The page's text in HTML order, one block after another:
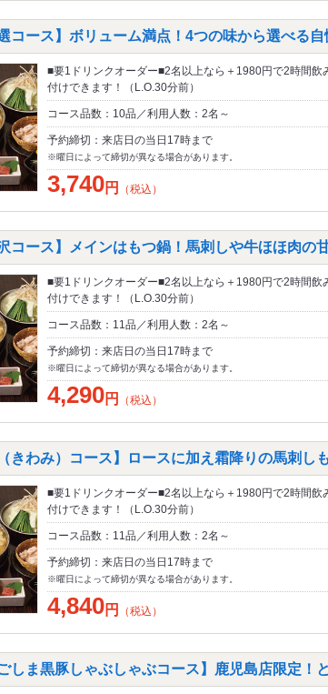
コース】ボリューム満点！4つの味から選べる自
■要1ドリンクオーダー■2名以上なら＋1980円で2時間飲
付けできます！（L.O.30分前）
コース品数：10品／利用人数：2名～
予約締切：来店日の当日17時まで
※曜日によって締切が異なる場合があります。
3,740円 （税込）
コース】メインはもつ鍋！馬刺しや牛ほほ肉の
■要1ドリンクオーダー■2名以上なら＋1980円で2時間飲
付けできます！（L.O.30分前）
コース品数：11品／利用人数：2名～
予約締切：来店日の当日17時まで
※曜日によって締切が異なる場合があります。
4,290円 （税込）
きわみ）コース】ロースに加え霜降りの馬刺し
■要1ドリンクオーダー■2名以上なら＋1980円で2時間飲
付けできます！（L.O.30分前）
コース品数：11品／利用人数：2名～
予約締切：来店日の当日17時まで
※曜日によって締切が異なる場合があります。
4,840円 （税込）
しま黒豚しゃぶしゃぶコース】鹿児島店限定！